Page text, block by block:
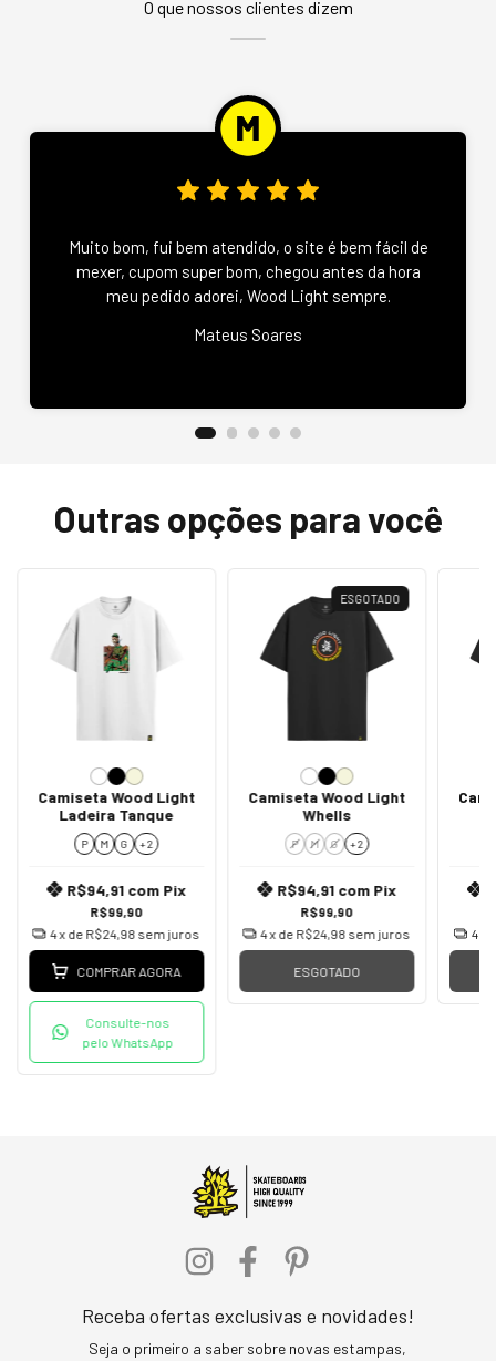
O que nossos clientes dizem
Muito bom, fui bem atendido, o site é bem fácil de
mexer, cupom super bom, chegou antes da hora
meu pedido adorei, Wood Light sempre.
Mateus Soares
Outras opções para você
Camiseta Wood Light
Ladeira Tanque
P M G + 2
R$99,90
R$94,91 com Pix
4x de R$24,98 sem juros
COMPRAR AGORA
Consulte-nos
pelo WhatsApp
ESGOTADO
Camiseta Wood Light
Whells
P M G + 2
R$99,90
R$94,91 com Pix
4x de R$24,98 sem juros
ESGOTADO
4
Receba ofertas exclusivas e novidades!
Seja o primeiro a saber sobre novas estampas,